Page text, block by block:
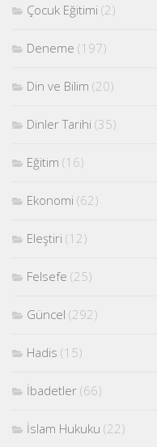
Çocuk Eğitimi (2)
Deneme (197)
Din ve Bilim (20)
Dinler Tarihi (35)
Eğitim (16)
Ekonomi (62)
Eleştiri (12)
Felsefe (25)
Güncel (292)
Hadis (15)
İbadetler (66)
İslam Hukuku (22)